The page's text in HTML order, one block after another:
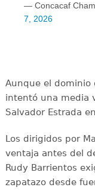
— Concacaf
7, 2026
Aunque el dominio
intentó una media
Salvador Estrada
Los dirigidos por
ventaja antes del
Rudy Barrientos
zapatazo desde